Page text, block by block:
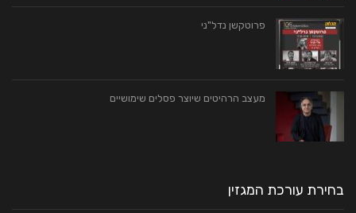
פרוטקשן נדל"ני
מעצב הרהיטים שיוצר פסלים שימושיים
בחירת עורכת המגזין